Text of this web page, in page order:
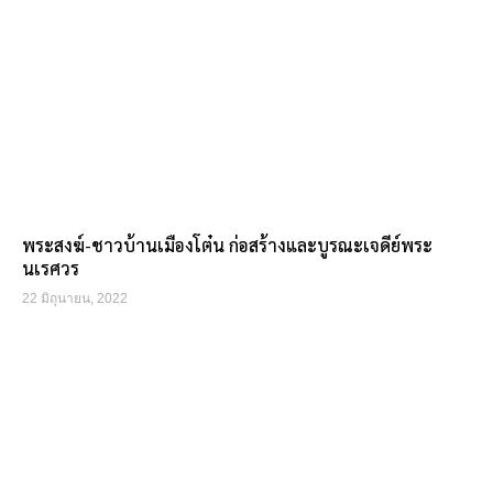
พระสงฆ์-ชาวบ้านเมืองโต๋น ก่อสร้างและบูรณะเจดีย์พระ
นเรศวร
22 มิถุนายน, 2022